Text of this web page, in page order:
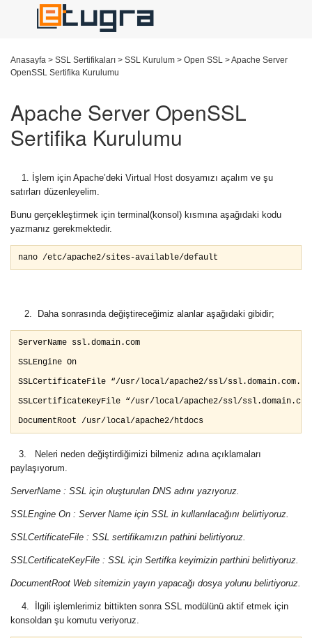
Anasayfa > SSL Sertifikaları > SSL Kurulum > Open SSL >Apache Server
OpenSSL Sertifika Kurulumu
Apache Server OpenSSL
Sertifika Kurulumu
1. İşlem için Apache’deki Virtual Host dosyamızı açalım ve şu
satırları düzenleyelim.
Bunu gerçekleştirmek için terminal(konsol) kısmına aşağıdaki kodu
yazmanız gerekmektedir.
nano /etc/apache2/sites-available/default
2. Daha sonrasında değiştireceğimiz alanlar aşağıdaki gibidir;
ServerName ssl.domain.com
SSLEngine On
SSLCertificateFile “/usr/local/apache2/ssl/
SSLCertificateKeyFile “/usr/local/apache2/ssl/
DocumentRoot /usr/local/apache2/htdocs
3. Neleri neden değiştirdiğimizi bilmeniz adına açıklamaları
paylaşıyorum.
ServerName : SSL için oluşturulan DNS adını yazıyoruz.
SSLEngine On : Server Name için SSL in kullanılacağını belirtiyoruz.
SSLCertificateFile : SSL sertifikamızın pathini belirtiyoruz.
SSLCertificateKeyFile : SSL için Sertifka keyimizin parthini belirtiyoruz.
DocumentRoot Web sitemizin yayın yapacağı dosya yolunu belirtiyoruz.
4. İlgili işlemlerimiz bittikten sonra SSL modülünü aktif etmek için
konsoldan şu komutu veriyoruz.